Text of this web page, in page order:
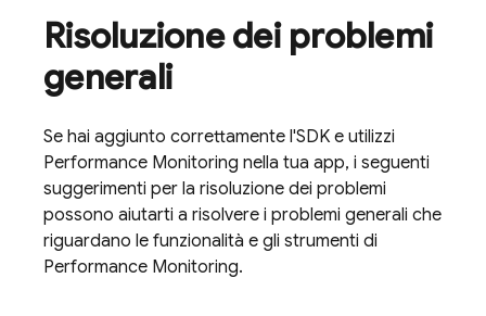
Risoluzione dei problemi
generali
Se hai aggiunto correttamente l'SDK e utilizzi
Performance Monitoring nella tua app, i seguenti
suggerimenti per la risoluzione dei problemi
possono aiutarti a risolvere i problemi generali che
riguardano le funzionalità e gli strumenti di
Performance Monitoring.